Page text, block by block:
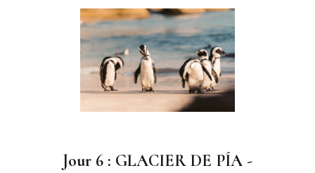
Jour 6 : GLACIER DE PÍA -